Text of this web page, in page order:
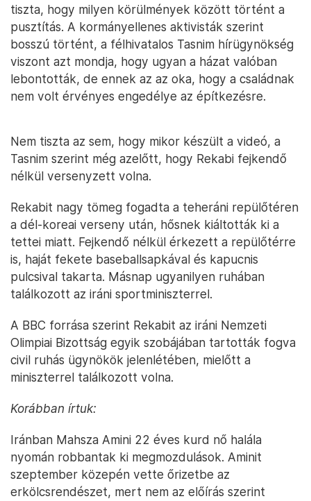
tiszta, hogy milyen körülmények között történt a
pusztítás. A kormányellenes aktivisták szerint
bosszú történt, a félhivatalos Tasnim hírügynökség
viszont azt mondja, hogy ugyan a házat valóban
lebontották, de ennek az az oka, hogy a családnak
nem volt érvényes engedélye az építkezésre.
Nem tiszta az sem, hogy mikor készült a videó, a
Tasnim szerint még azelőtt, hogy Rekabi fejkendő
nélkül versenyzett volna.
Rekabit nagy tömeg fogadta a teheráni repülőtéren
a dél-koreai verseny után, hősnek kiáltották ki a
tettei miatt. Fejkendő nélkül érkezett a repülőtérre
is, haját fekete baseballsapkával és kapucnis
pulcsival takarta. Másnap ugyanilyen ruhában
találkozott az iráni sportminiszterrel.
A BBC forrása szerint Rekabit az iráni Nemzeti
Olimpiai Bizottság egyik szobájában tartották fogva
civil ruhás ügynökök jelenlétében, mielőtt a
miniszterrel találkozott volna.
Korábban írtuk:
Iránban Mahsza Amini 22 éves kurd nő halála
nyomán robbantak ki megmozdulások. Aminit
szeptember közepén vette őrizetbe az
erkölcsrendészet, mert nem az előírás szerint